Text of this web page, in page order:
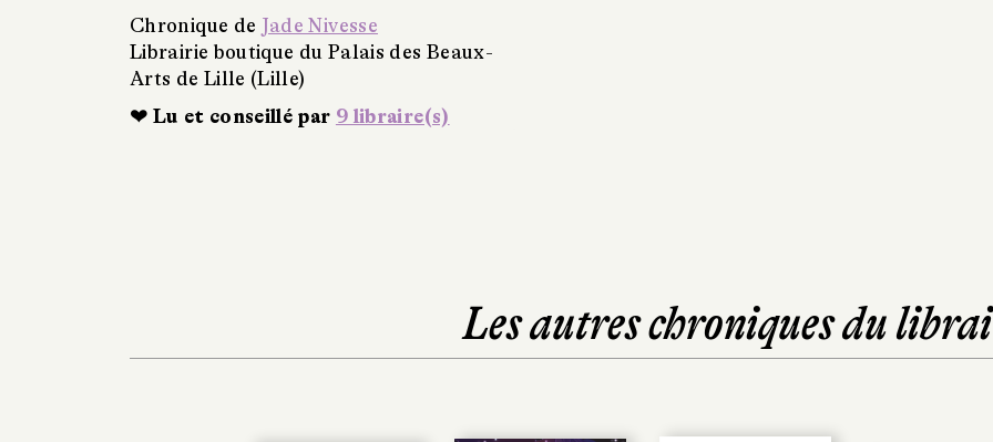
Chronique de Jade Nivesse
Librairie boutique du Palais des Beaux-
Arts de Lille (Lille)
❤ Lu et conseillé par 9 libraire(s)
Les autres chroniques du